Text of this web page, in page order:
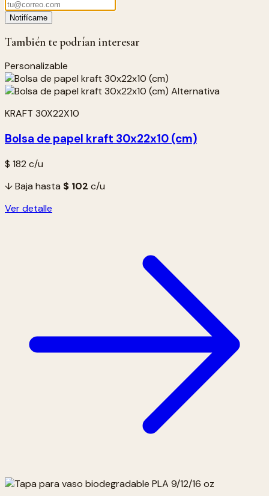
Notifícame
También te podrían interesar
Personalizable
KRAFT 30X22X10
Bolsa de papel kraft 30x22x10 (cm)
$ 182 c/u
↓ Baja hasta $ 102 c/u
Ver detalle